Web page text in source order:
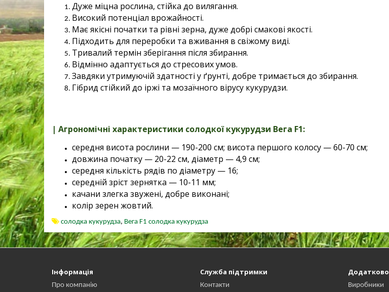
Дуже міцна рослина, стійка до вилягання.
Високий потенціал врожайності.
Має якісні початки та рівні зерна, дуже добрі смакові якості.
Підходить для переробки та вживання в свіжому виді.
Тривалий термін зберігання після збирання.
Відмінно адаптується до стресових умов.
Завдяки утримуючій здатності у ґрунті, добре тримається до збирання.
Гібрид стійкий до іржі та мозаїчного вірусу кукурудзи.
| Агрономічні характеристики солодкої кукурудзи Вега F1:
середня висота рослини — 190-200 см; висота першого колосу — 60-70 см;
довжина початку — 20-22 см, діаметр — 4,9 см;
середня кількість рядів по діаметру — 16;
середній зріст зернятка — 10-11 мм;
качани злегка звужені, добре виконані;
колір зерен жовтий.
солодка кукурудза, Вега F1 солодка кукурудза
Інформація
Про компанію
Служба підтримки
Контакти
Додатково
Виробники